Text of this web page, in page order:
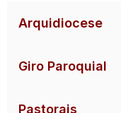
Arquidiocese
Giro Paroquial
Pastorais